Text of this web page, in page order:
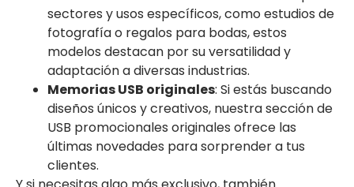
sectores y usos específicos, como estudios de
fotografía o regalos para bodas, estos
modelos destacan por su versatilidad y
adaptación a diversas industrias.
Memorias USB originales: Si estás buscando
diseños únicos y creativos, nuestra sección de
USB promocionales originales ofrece las
últimas novedades para sorprender a tus
clientes.